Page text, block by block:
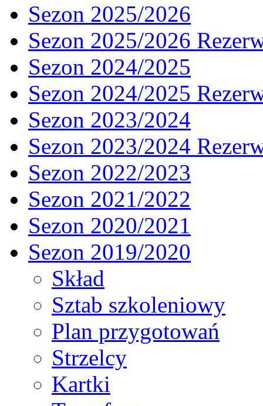
Sezon 2025/2026
Sezon 2025/2026
Sezon 2024/2025
Sezon 2024/2025
Sezon 2023/2024
Sezon 2023/2024
Sezon 2022/2023
Sezon 2021/2022
Sezon 2020/2021
Sezon 2019/2020
Skład
Sztab szkoleniowy
Plan przygotowań
Strzelcy
Kartki